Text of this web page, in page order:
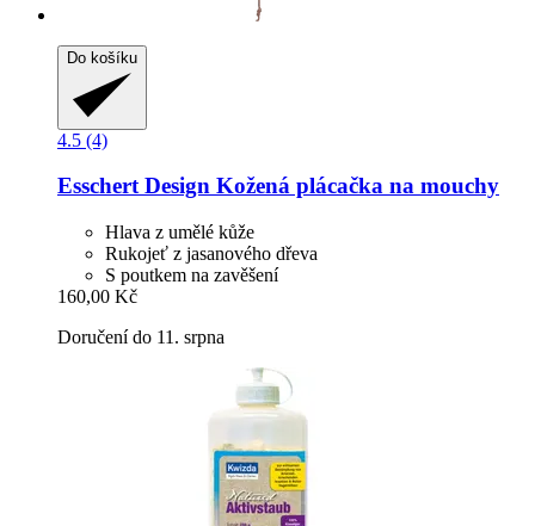
Do košíku
4.5 (4)
Esschert Design Kožená plácačka na mouchy
Hlava z umělé kůže
Rukojeť z jasanového dřeva
S poutkem na zavěšení
160,00 Kč
Doručení do 11. srpna